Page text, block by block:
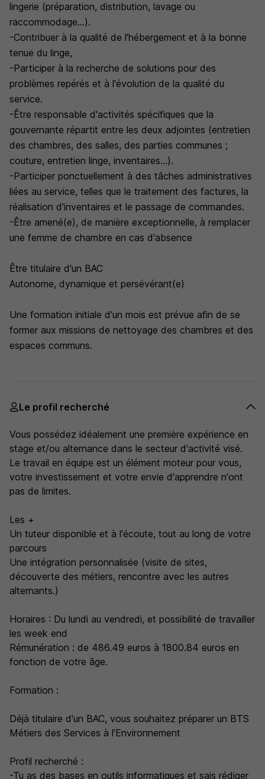
lingerie (préparation, distribution, lavage ou
raccommodage...).
-Contribuer à la qualité de l'hébergement et à la bonne
tenue du linge,
-Participer à la recherche de solutions pour des
problèmes repérés et à l'évolution de la qualité du
service.
-Être responsable d'activités spécifiques que la
gouvernante répartit entre les deux adjointes (entretien
des chambres, des salles, des parties communes ;
couture, entretien linge, inventaires...).
-Participer ponctuellement à des tâches administratives
liées au service, telles que le traitement des factures, la
réalisation d'inventaires et le passage de commandes.
-Être amené(e), de manière exceptionnelle, à remplacer
une femme de chambre en cas d'absence
Être titulaire d'un BAC
Autonome, dynamique et persévérant(e)
Une formation initiale d'un mois est prévue afin de se
former aux missions de nettoyage des chambres et des
espaces communs.
Le profil recherché
Vous possédez idéalement une première expérience en
stage et/ou alternance dans le secteur d'activité visé.
Le travail en équipe est un élément moteur pour vous,
votre investissement et votre envie d'apprendre n'ont
pas de limites.
Les +
Un tuteur disponible et à l'écoute, tout au long de votre
parcours
Une intégration personnalisée (visite de sites,
découverte des métiers, rencontre avec les autres
alternants.)
Horaires : Du lundi au vendredi, et possibilité de travailler
les week end
Rémunération : de 486.49 euros à 1800.84 euros en
fonction de votre âge.
Formation :
Déjà titulaire d'un BAC, vous souhaitez préparer un BTS
Métiers des Services à l'Environnement
Profil recherché :
-Tu as des bases en outils informatiques et sais rédiger